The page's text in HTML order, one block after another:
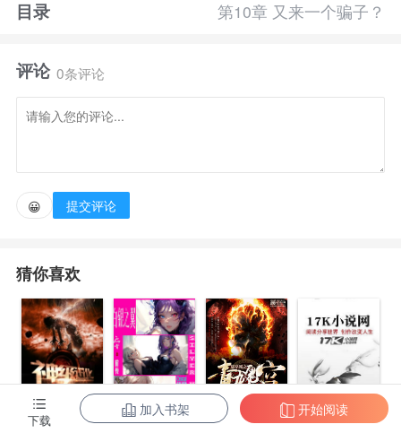
版！ 【甜宠max】【爽文】【小太阳全能玄学大佬顾
穿书穿成一个小可怜以后，不仅臭名昭著人人喊打，还
要为最基本的生存发愁。
已经快要面基了，网恋对象却突然搞消失，她伤感万
分，正悼念死去的爱情时，一个爆炸性的新闻屠榜整个
#惊！网恋对象竟是星际最强指挥官#顾笙糯带着
“什么？最强指挥官也搞网恋？让我康康”的八卦表情
点了进去。底下800万评论。
目录 第10章 又来一个骗子？
评论 0条评论
😀 提交评论
猜你喜欢
神级进化 亡者之路前
盗墓派
灵魂的维度
下载
加入书架 开始阅读